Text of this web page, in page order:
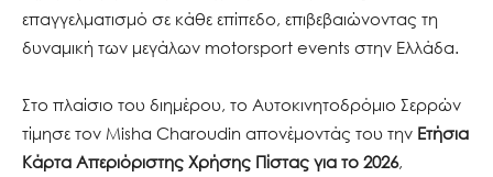
επαγγελματισμό σε κάθε επίπεδο, επιβεβαιώνοντας τη
δυναμική των μεγάλων motorsport events στην Ελλάδα.
Στο πλαίσιο του διημέρου, το Αυτοκινητοδρόμιο Σερρών
τίμησε τον Misha Charoudin απονέμοντάς του την Ετήσια
Κάρτα Απεριόριστης Χρήσης Πίστας για το 2026,